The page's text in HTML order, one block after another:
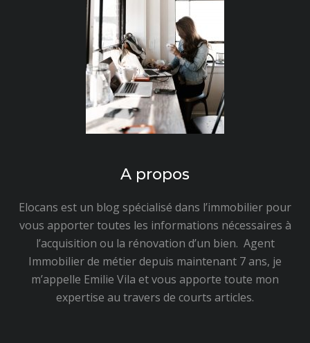
A propos
Elocans est un blog spécialisé dans l’immobilier pour
vous apporter toutes les informations nécessaires à
l’acquisition ou la rénovation d’un bien. Agent
Immobilier de métier depuis maintenant 7 ans, je
m’appelle Emilie Vila et vous apporte toute mon
expertise au travers de courts articles.